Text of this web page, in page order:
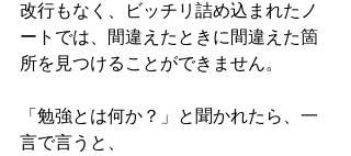
改行もなく、ビッチリ詰め込まれたノ
ートでは、間違えたときに間違えた箇
所を見つけることができません。
「勉強とは何か？」と聞かれたら、一
言で言うと、